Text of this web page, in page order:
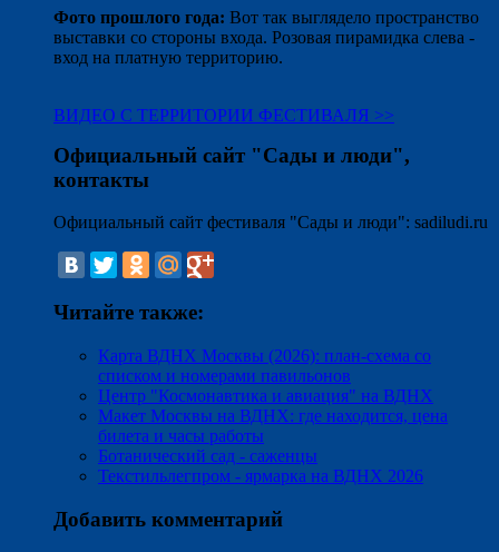
Фото прошлого года: Вот так выглядело пространство
выставки со стороны входа. Розовая пирамидка слева -
вход на платную территорию.
ВИДЕО С ТЕРРИТОРИИ ФЕСТИВАЛЯ >>
Официальный сайт "Сады и люди",
контакты
Официальный сайт фестиваля "Сады и люди": sadiludi.ru
Читайте также:
Карта ВДНХ Москвы (2026): план-схема со
списком и номерами павильонов
Центр "Космонавтика и авиация" на ВДНХ
Макет Москвы на ВДНХ: где находится, цена
билета и часы работы
Ботанический сад - саженцы
Текстильлегпром - ярмарка на ВДНХ 2026
Добавить комментарий